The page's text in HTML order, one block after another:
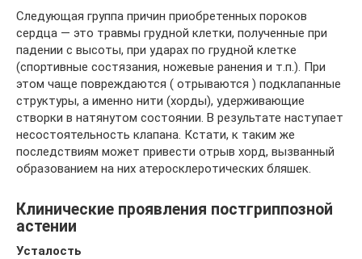
Следующая группа причин приобретенных пороков
сердца — это травмы грудной клетки, полученные при
падении с высоты, при ударах по грудной клетке
(спортивные состязания, ножевые ранения и т.п.). При
этом чаще повреждаются ( отрываются ) подклапанные
структуры, а именно нити (хорды), удерживающие
створки в натянутом состоянии. В результате наступает
несостоятельность клапана. Кстати, к таким же
последствиям может привести отрыв хорд, вызванный
образованием на них атеросклеротических бляшек.
Клинические проявления постгриппозной
астении
Усталость